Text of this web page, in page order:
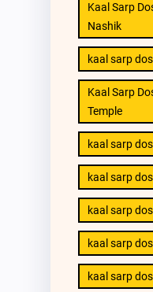
Kaal Sarp
Nashik
kaal sarp
Kaal Sarp
Temple
kaal sarp
kaal sarp
kaal sarp
kaal sarp
kaal sarp